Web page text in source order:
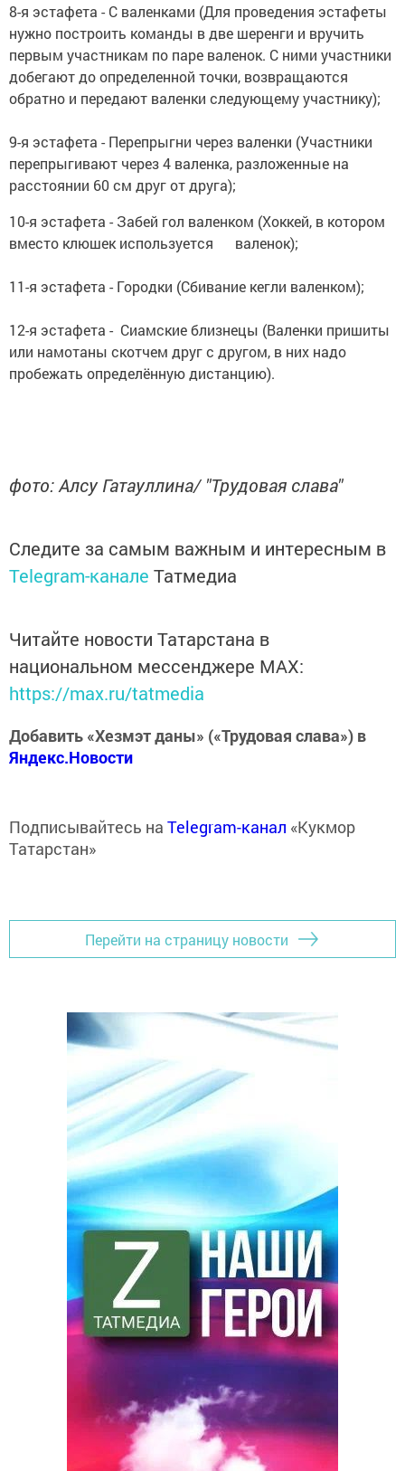
8-я эстафета - С валенками (Для проведения эстафеты
нужно построить команды в две шеренги и вручить
первым участникам по паре валенок. С ними участники
добегают до определенной точки, возвращаются
обратно и передают валенки следующему участнику);
9-я эстафета - Перепрыгни через валенки (Участники
перепрыгивают через 4 валенка, разложенные на
расстоянии 60 см друг от друга);
10-я эстафета - Забей гол валенком (Хоккей, в котором
вместо клюшек используется валенок);
11-я эстафета - Городки (Сбивание кегли валенком);
12-я эстафета - Сиамские близнецы (Валенки пришиты
или намотаны скотчем друг с другом, в них надо
пробежать определённую дистанцию).
фото: Алсу Гатауллина/ "Трудовая слава"
Следите за самым важным и интересным в
Telegram-канале Татмедиа
Читайте новости Татарстана в
национальном мессенджере MАХ:
https://max.ru/tatmedia
Добавить «Хезмэт даны» («Трудовая слава») в
Яндекс.Новости
Подписывайтесь на Telegram-канал «Кукмор
Татарстан»
Перейти на страницу новости